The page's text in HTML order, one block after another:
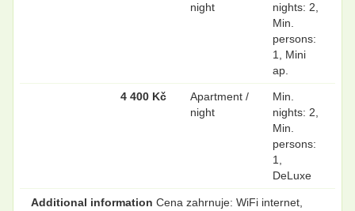
night
nights: 2,
Min.
persons:
1, Mini
ap.
4 400 Kč
Apartment /
night
Min.
nights: 2,
Min.
persons:
1,
DeLuxe
Additional information Cena zahrnuje: WiFi internet,